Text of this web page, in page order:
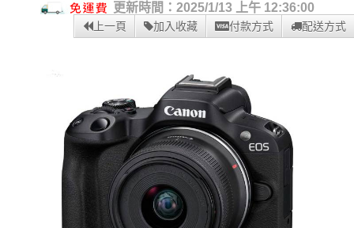
更新時間：2025/1/13 上午 12:36:00
上一頁 加入收藏 付款方式 配送方式